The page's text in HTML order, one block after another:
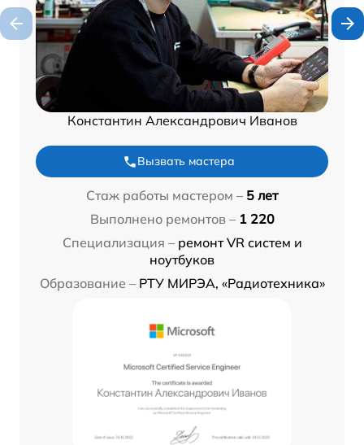
Константин Александрович Иванов
Вызвать мастера
Стаж работы мастером – 5 лет
Выполнено ремонтов – 1 220
Специализация – ремонт VR систем и
ноутбуков
Образование – РТУ МИРЭА, «Радиотехника»